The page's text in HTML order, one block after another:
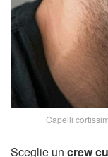
Capelli
Sceglie un crew